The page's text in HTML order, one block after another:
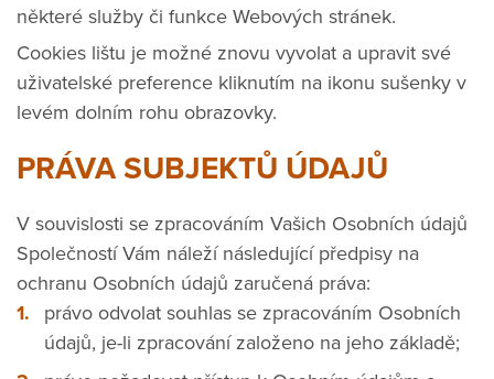
některé služby či funkce Webových stránek.
Cookies lištu je možné znovu vyvolat a upravit své
uživatelské preference kliknutím na ikonu sušenky v
levém dolním rohu obrazovky.
PRÁVA SUBJEKTŮ ÚDAJŮ
V souvislosti se zpracováním Vašich Osobních údajů
Společností Vám náleží následující předpisy na
ochranu Osobních údajů zaručená práva:
právo odvolat souhlas se zpracováním Osobních
údajů, je-li zpracování založeno na jeho základě;